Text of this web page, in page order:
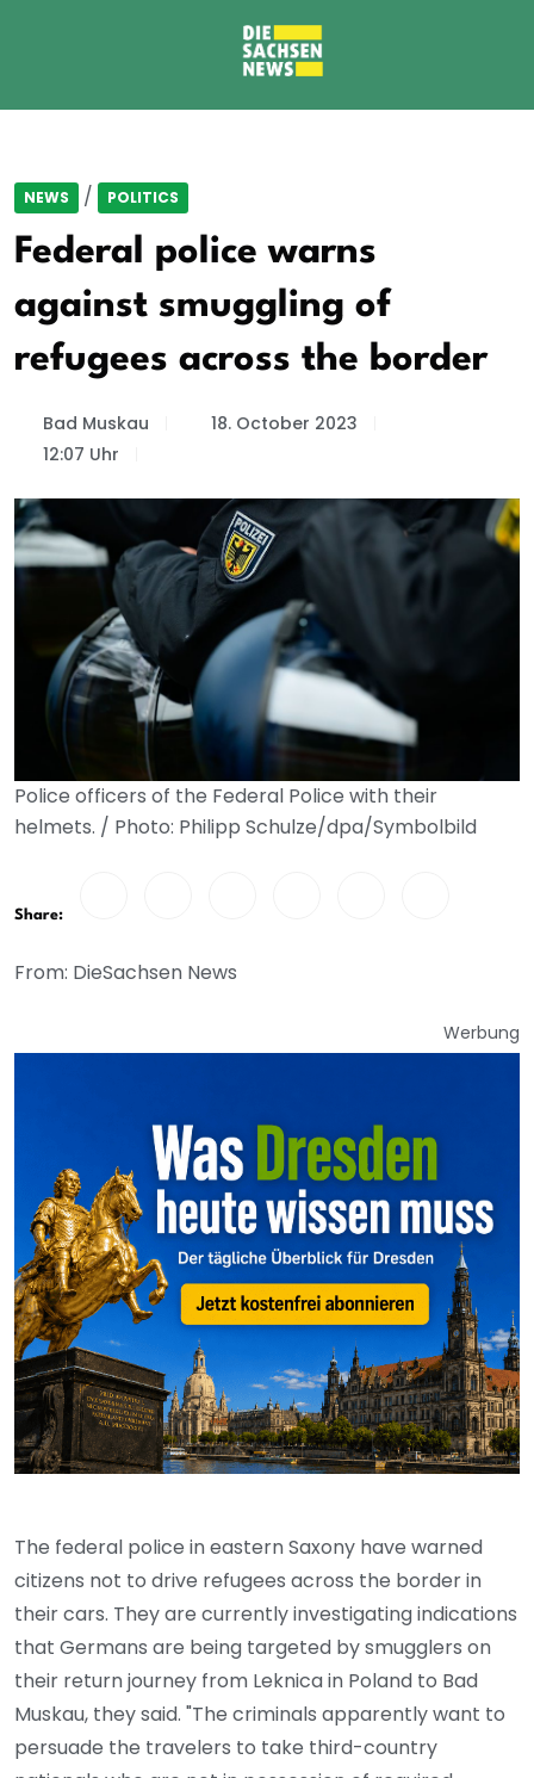
NEWS / POLITICS
Federal police warns
against smuggling of
refugees across the border
Bad Muskau
18. October 2023
12:07 Uhr
Police officers of the Federal Police with their
helmets. / Photo: Philipp Schulze/dpa/Symbolbild
Share:
From: DieSachsen News
Werbung
The federal police in eastern Saxony have warned
citizens not to drive refugees across the border in
their cars. They are currently investigating indications
that Germans are being targeted by smugglers on
their return journey from Leknica in Poland to Bad
Muskau, they said. "The criminals apparently want to
persuade the travelers to take third-country